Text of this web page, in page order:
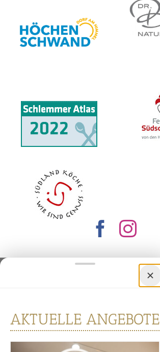
AKTUELLE ANGEBOTE